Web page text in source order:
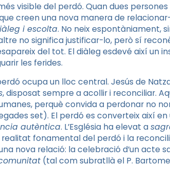
visible del perdó. Quan dues
creen una nova manera de
i escolta. No neix espontàniament,
no significa justificar-lo, però sí
del tot. El diàleg esdevé així un
les ferides.
ocupa un lloc central. Jesús de
, disposat sempre a acollir i reconciliar.
perquè convida a perdonar no
set). El perdó es converteix així en
autèntica. L’Església ha elevat a
fonamental del perdó i la
nova relació: la celebració d’un acte
(tal com subratllà el P.